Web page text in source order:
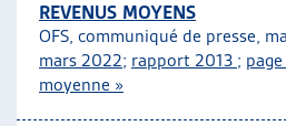
AUTRES
ARTIAS
L’ASSOCIATION
REVENUS MOYENS
OFS, communiqué de presse,
mars 2022; rapport 2013 ;
moyenne »